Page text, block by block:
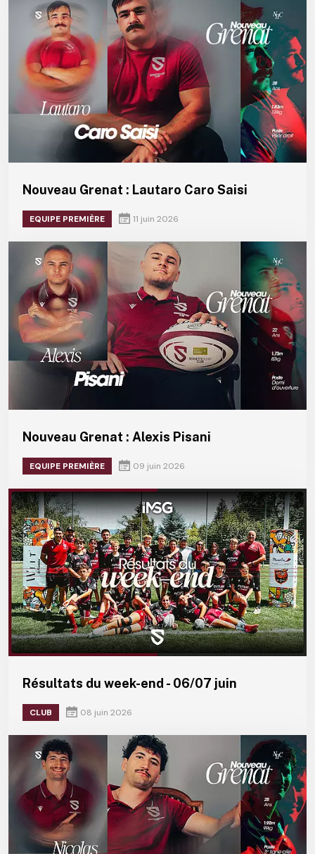
Nouveau Grenat : Lautaro Caro Saisi
EQUIPE PREMIÈRE 11 juin 2026
Nouveau Grenat : Alexis Pisani
EQUIPE PREMIÈRE 09 juin 2026
Résultats du week-end - 06/07 juin
CLUB 08 juin 2026